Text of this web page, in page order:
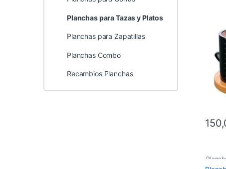
Planchas para Tazas y Platos
Planchas para Zapatillas
Planchas Combo
Recambios Planchas